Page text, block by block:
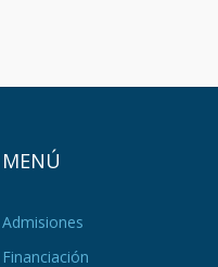
MENÚ
Admisiones
Financiación